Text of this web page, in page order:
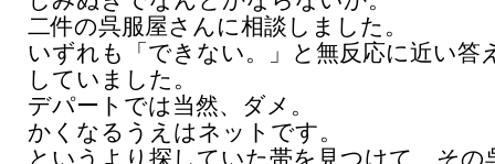
二件の呉服屋さんに相談しました。
いずれも「できない。」と無反応に近い答
していました。
デパートでは当然、ダメ。
かくなるうえはネットです。
というより探していた帯を見つけて、その